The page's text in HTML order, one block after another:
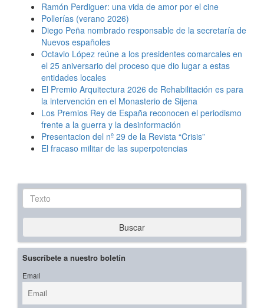
Ramón Perdiguer: una vida de amor por el cine
Pollerías (verano 2026)
Diego Peña nombrado responsable de la secretaría de
Nuevos españoles
Octavio López reúne a los presidentes comarcales en
el 25 aniversario del proceso que dio lugar a estas
entidades locales
El Premio Arquitectura 2026 de Rehabilitación es para
la intervención en el Monasterio de Sijena
Los Premios Rey de España reconocen el periodismo
frente a la guerra y la desinformación
Presentacion del nº 29 de la Revista “Crisis”
El fracaso militar de las superpotencias
Texto
Buscar
Suscríbete a nuestro boletín
Email